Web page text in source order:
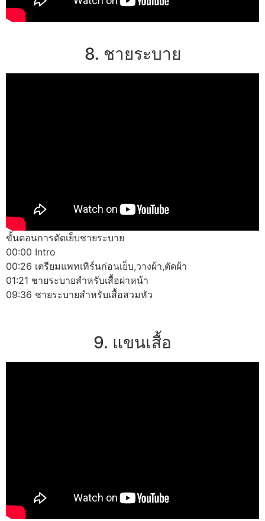
8. ชายระบาย
ขั้นตอนการตัดเย็บชายระบาย
00:00 Intro
00:26 เตรียมแพทเทิร์นก่อนเย็บ,วางผ้า,ตัดผ้า
01:21 ชายระบายสำหรับเสื้อผ่าหน้า
09:36 ชายระบายสำหรับเสื้อสวมหัว
9. แขนเสื้อ